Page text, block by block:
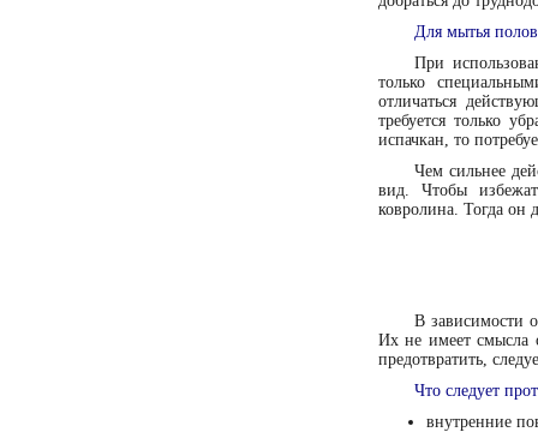
Для мытья
При
только
отличаться
требуется только
испачкан, то
Чем сильнее
вид. Чтобы
ковролина. Тогда он
В зависимости
Их не имеет смысла
предотвратить,
Что следует
внутренние